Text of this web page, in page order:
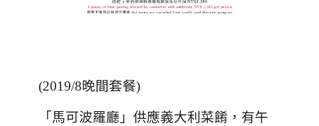
(2019/8晚間套餐)
「馬可波羅廳」供應義大利菜餚，有午